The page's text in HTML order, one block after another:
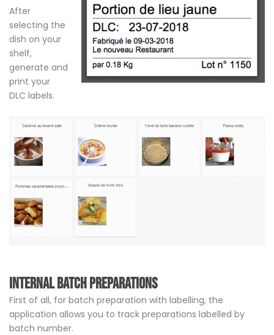
After
selecting the
dish on your
shelf,
generate and
print your
DLC labels.
Internal batch preparations
First of all, for batch preparation with labelling, the
application allows you to track preparations labelled by
batch number.